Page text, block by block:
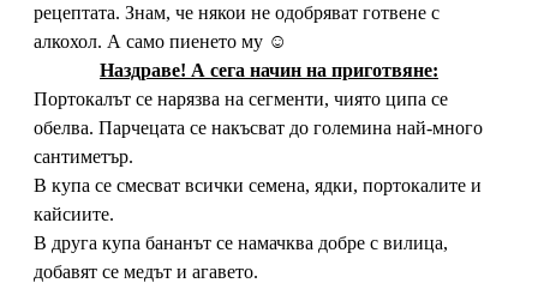
рецептата. Знам, че някои не одобряват готвене с
алкохол. А само пиенето му ☺
Наздраве! А сега начин на приготвяне:
Портокалът се нарязва на сегменти, чиято ципа се
обелва. Парчецата се накъсват до големина най-много
сантиметър.
В купа се смесват всички семена, ядки, портокалите и
кайсиите.
В друга купа бананът се намачква добре с вилица,
добавят се медът и агавето.